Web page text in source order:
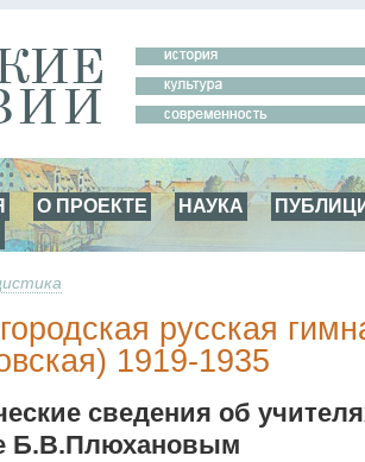
О ПРОЕКТЕ НАУКА
русская
1919-1935
сведения об
Б.В.Плюхановым